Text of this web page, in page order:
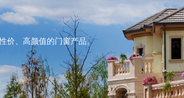
价、高颜值的门窗产品。